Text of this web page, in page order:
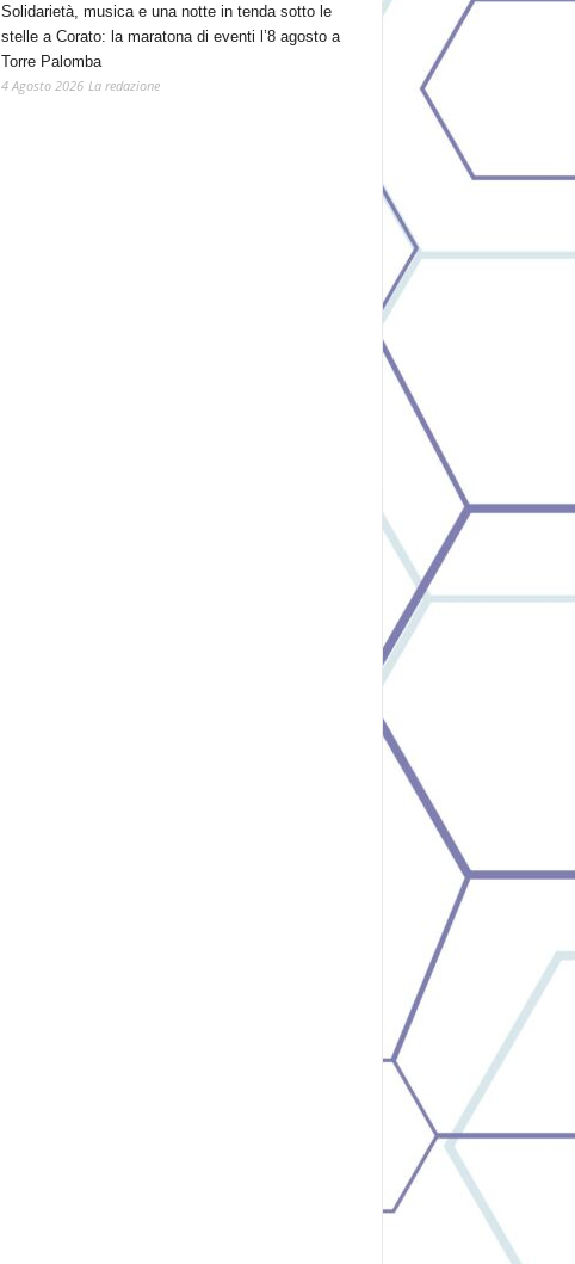
Solidarietà, musica e una notte in tenda sotto le
stelle a Corato: la maratona di eventi l’8 agosto a
Torre Palomba
4 Agosto 2026 La redazione